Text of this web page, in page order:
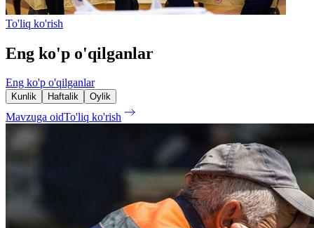
To'liq ko'rish
Eng ko'p o'qilganlar
Eng ko'p o'qilganlar
Kunlik Haftalik Oylik
Mavzuga oidTo'liq ko'rish